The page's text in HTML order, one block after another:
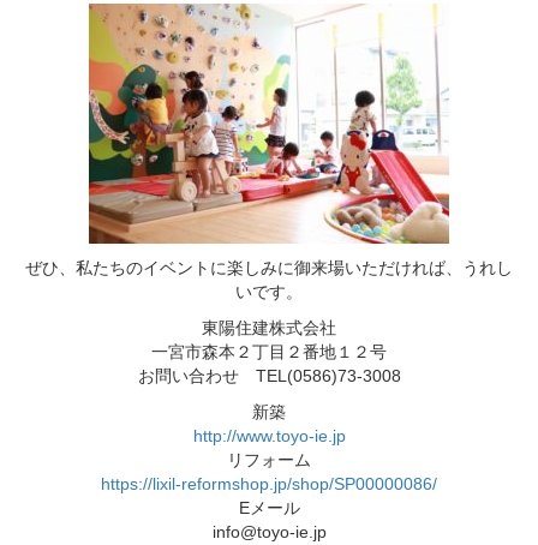
ぜひ、私たちのイベントに楽しみに御来場いただければ、うれし
いです。
東陽住建株式会社
一宮市森本２丁目２番地１２号
お問い合わせ TEL(0586)73-3008
新築
http://www.toyo-ie.jp
リフォーム
https://lixil-reformshop.jp/shop/SP00000086/
Eメール
info@toyo-ie.jp